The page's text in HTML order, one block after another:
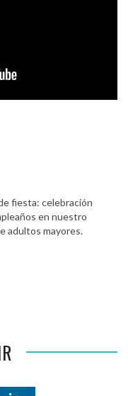
fiesta: celebración
en nuestro
adultos mayores.